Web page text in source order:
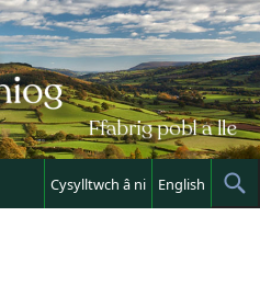
Skip
to
content
Cysylltwch â ni English